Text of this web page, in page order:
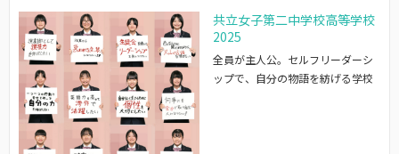
共立女子第二中学校高等学校
2025
全員が主人公。セルフリーダーシ
ップで、自分の物語を紡げる学校